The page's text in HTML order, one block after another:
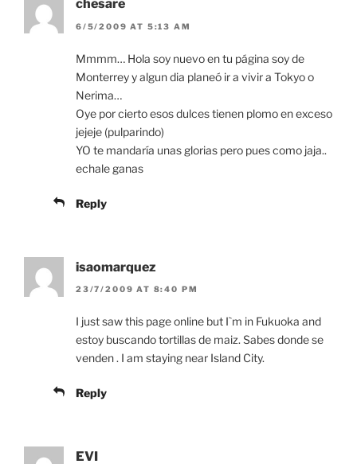
chesare
6/5/2009 AT 5:13 AM
Mmmm… Hola soy nuevo en tu página soy de
Monterrey y algun dia planeó ir a vivir a Tokyo o
Nerima…
Oye por cierto esos dulces tienen plomo en exceso
jejeje (pulparindo)
YO te mandaría unas glorias pero pues como jaja..
echale ganas
Reply
isaomarquez
23/7/2009 AT 8:40 PM
I just saw this page online but I`m in Fukuoka and
estoy buscando tortillas de maiz. Sabes donde se
venden . I am staying near Island City.
Reply
EVI